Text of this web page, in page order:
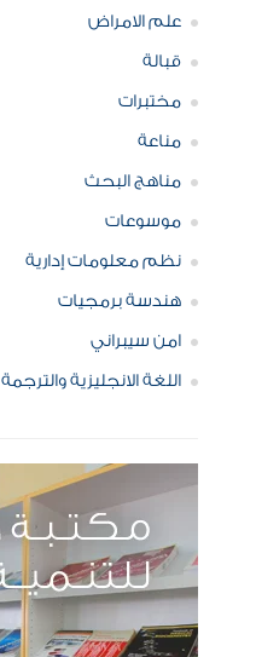
علم الامراض
قبالة
مختبرات
مناعة
مناهج البحث
موسوعات
نظم معلومات إدارية
هندسة برمجيات
امن سيبراني
اللغة الانجليزية والترجمة